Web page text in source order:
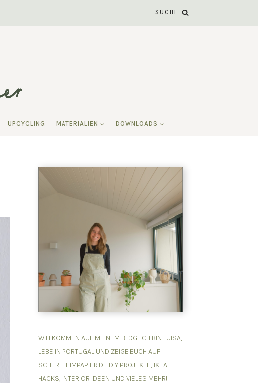
SUCHE
UPCYCLING MATERIALIEN DOWNLOADS
WILLKOMMEN AUF MEINEM BLOG! ICH BIN LUISA,
LEBE IN PORTUGAL UND ZEIGE EUCH AUF
SCHERELEIMPAPIER.DE DIY PROJEKTE, IKEA
HACKS, INTERIOR IDEEN UND VIELES MEHR!